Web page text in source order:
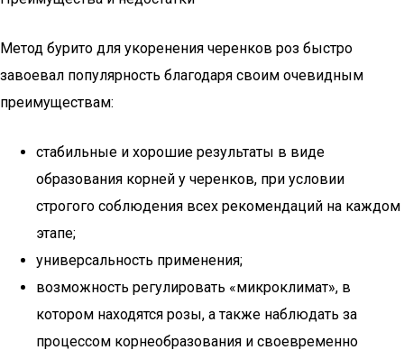
Метод бурито для укоренения черенков роз быстро
завоевал популярность благодаря своим очевидным
преимуществам:
стабильные и хорошие результаты в виде
образования корней у черенков, при условии
строгого соблюдения всех рекомендаций на каждом
этапе;
универсальность применения;
возможность регулировать «микроклимат», в
котором находятся розы, а также наблюдать за
процессом корнеобразования и своевременно